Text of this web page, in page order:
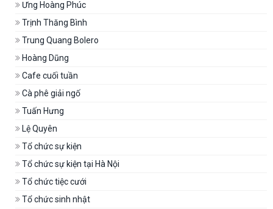
Ưng Hoàng Phúc
Trịnh Thăng Bình
Trung Quang Bolero
Hoàng Dũng
Cafe cuối tuần
Cà phê giải ngố
Tuấn Hưng
Lệ Quyên
Tổ chức sự kiện
Tổ chức sự kiện tại Hà Nội
Tổ chức tiệc cưới
Tổ chức sinh nhật